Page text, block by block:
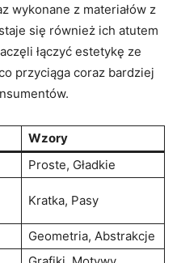
wykonane ⁣z materiałów z
się również ich atutem
⁣łączyć estetykę ze
przyciąga coraz bardziej
Wzory
Proste, Gładkie
Kratka, Pasy
Geometria,‍ Abstrakcje